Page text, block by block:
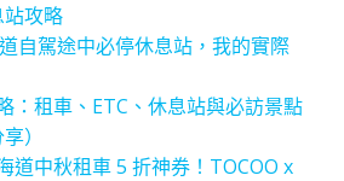
攻略
自駕途中必停休息站，我的實際
：租車、ETC、休息站與必訪景點
）
道中秋租車 5 折神券！TOCOO x